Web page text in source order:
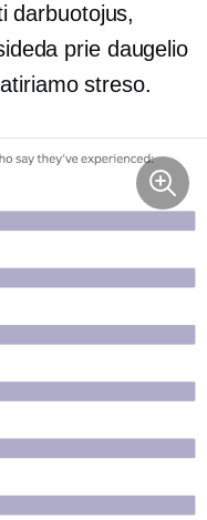
darbuotojus,
prie daugelio
streso.